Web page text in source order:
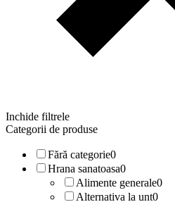
Inchide filtrele
Categorii de produse
Fără categorie0
Hrana sanatoasa0
Alimente generale0
Alternativa la unt0